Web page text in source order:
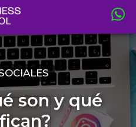
son y qué